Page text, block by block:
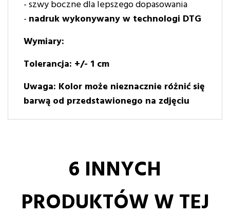
- szwy boczne dla lepszego dopasowania
- nadruk wykonywany w technologi DTG
Wymiary:
Tolerancja: +/- 1 cm
Uwaga: Kolor może nieznacznie różnić się
barwą od przedstawionego na zdjęciu
6 INNYCH
PRODUKTÓW W TEJ